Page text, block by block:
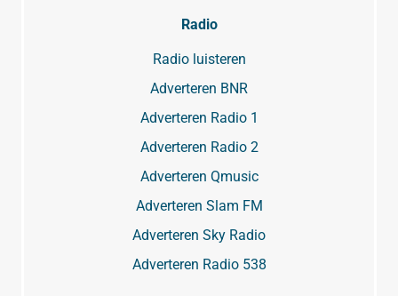
Radio
Radio luisteren
Adverteren BNR
Adverteren Radio 1
Adverteren Radio 2
Adverteren Qmusic
Adverteren Slam FM
Adverteren Sky Radio
Adverteren Radio 538